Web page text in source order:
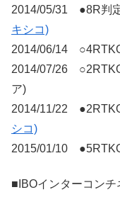
2014/05/31 ●8R判
キシコ)
2014/06/14
2014/07/26
ア)
2014/11/22
シコ)
2015/01/10
■IBOインターコン